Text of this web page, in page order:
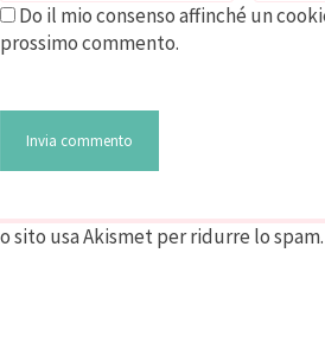
Do il mio consenso affinché un
prossimo commento.
sito usa Akismet per ridurre lo spam.